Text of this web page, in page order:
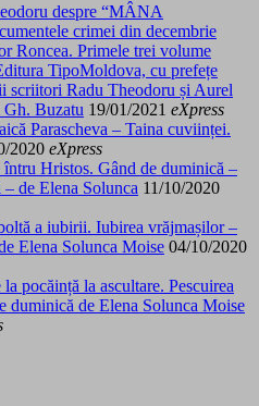
despre “MÂNA
crimei din decembrie
Roncea. Primele trei volume
TipoMoldova, cu prefețe
scriitori Radu Theodoru și Aurel
Buzatu 19/01/2021 eXpress
Parascheva – Taina cuviinței.
2020 eXpress
întru Hristos. Gând de duminică –
de Elena Solunca 11/10/2020
a iubirii. Iubirea vrăjmașilor –
Elena Solunca Moise 04/10/2020
pocăință la ascultare. Pescuirea
duminică de Elena Solunca Moise